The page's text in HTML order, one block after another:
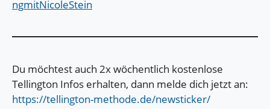
ngmitNicoleStein
Du möchtest auch 2x wöchentlich kostenlose
Tellington Infos erhalten, dann melde dich jetzt an:
https://tellington-methode.de/newsticker/